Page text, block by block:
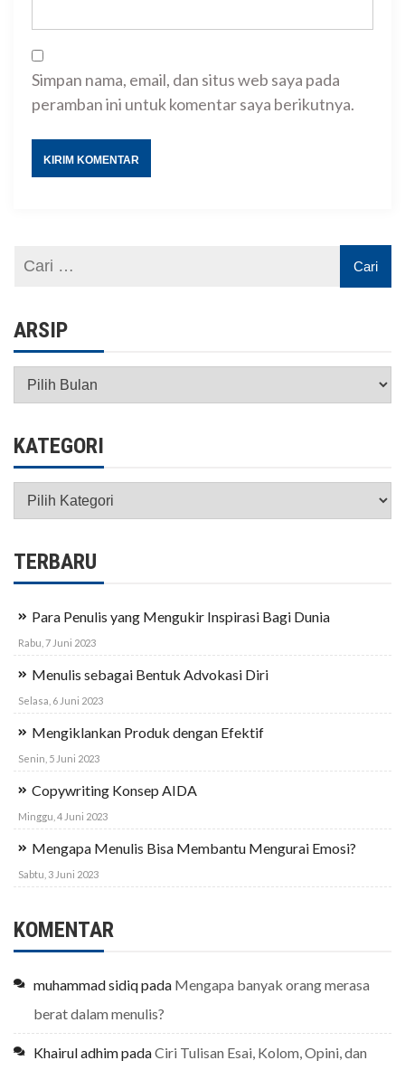
Simpan nama, email, dan situs web saya pada
peramban ini untuk komentar saya berikutnya.
ARSIP
Arsip
KATEGORI
Kategori
TERBARU
Para Penulis yang Mengukir Inspirasi Bagi Dunia
Rabu, 7 Juni 2023
Menulis sebagai Bentuk Advokasi Diri
Selasa, 6 Juni 2023
Mengiklankan Produk dengan Efektif
Senin, 5 Juni 2023
Copywriting Konsep AIDA
Minggu, 4 Juni 2023
Mengapa Menulis Bisa Membantu Mengurai Emosi?
Sabtu, 3 Juni 2023
KOMENTAR
muhammad sidiqpada Mengapa banyak orang merasa
berat dalam menulis?
Khairul adhimpadaCiri Tulisan Esai, Kolom, Opini, dan